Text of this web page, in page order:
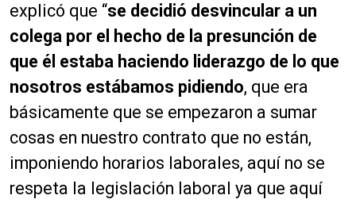
explicó que “se decidió desvincular a un
colega por el hecho de la presunción de
que él estaba haciendo liderazgo de lo que
nosotros estábamos pidiendo, que era
básicamente que se empezaron a sumar
cosas en nuestro contrato que no están,
imponiendo horarios laborales, aquí no se
respeta la legislación laboral ya que aquí